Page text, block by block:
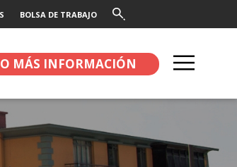
BOLSA DE TRABAJO
MÁS INFORMACIÓN